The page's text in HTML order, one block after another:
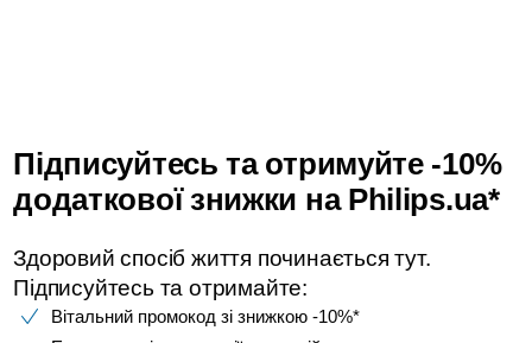
Підписуйтесь та отримуйте -10%
додаткової знижки на Philips.ua*
Здоровий спосіб життя починається тут.
Підписуйтесь та отримайте:​
Вітальний промокод зі знижкою -10%*​